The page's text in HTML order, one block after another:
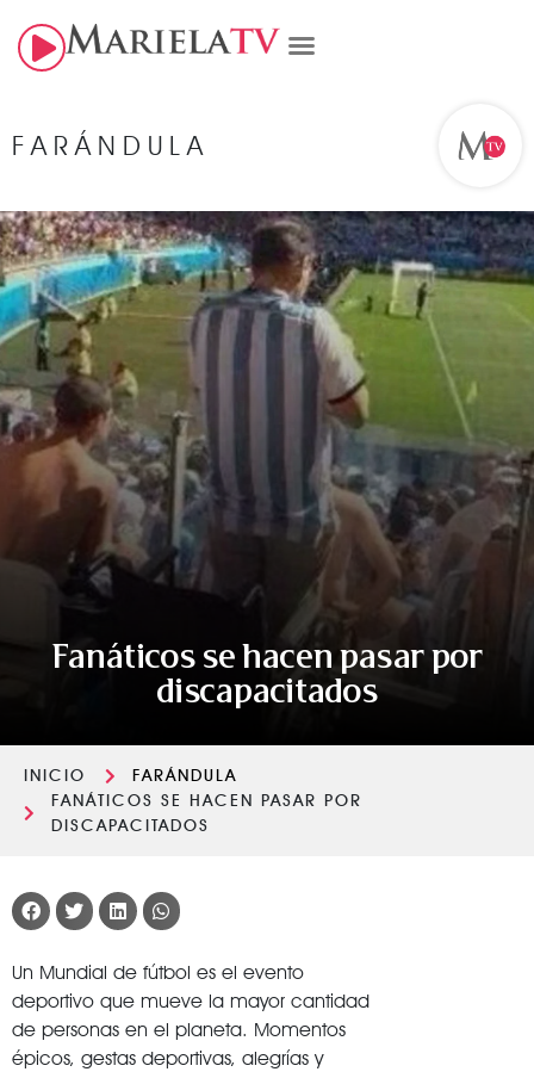
FARÁNDULA
Fanáticos se hacen pasar por
discapacitados
INICIO
FARÁNDULA
FANÁTICOS SE HACEN PASAR POR
DISCAPACITADOS
Un Mundial de fútbol es el evento
deportivo que mueve la mayor cantidad
de personas en el planeta. Momentos
épicos, gestas deportivas, alegrías y